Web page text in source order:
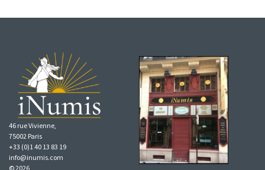
46 rue Vivienne,
75002 Paris
+33 (0)1 40 13 83 19
info@inumis.com
© 2026